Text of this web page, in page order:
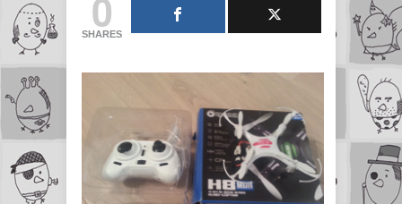
SHARES